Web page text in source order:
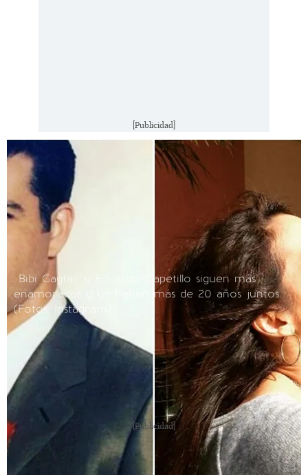
[Publicidad]
Bibi Gaytán y Eduardo Capetillo siguen más
enamorados y ya tienen más de 20 años juntos.
(Fotos: Instagram)
[Publicidad]